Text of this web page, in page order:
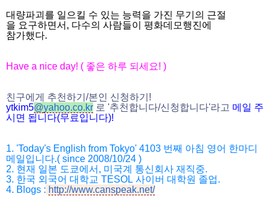
대량파괴를 일으킬 수 있는 능력을 가진 무기의 근절
을 요구하면서, 다수의 사람들이 평화데모행진에
참가했다.
Have a nice day! ( 좋은 하루 되세요! )
친구에게 추천하기 /본인 신청하기 !
ytkim5@yahoo.co.kr 로 '추천합니다/신청합니다'라고 메일 주
시면 됩니다(무료입니다)!
1. 'Today's English from Tokyo' 4103 번째 아침 영어 한마디
메일입니다.( since 2008/10/24 )
2. 현재 일본 도쿄에서 , 미국계 통신회사 재직중.
3. 한국 외국어 대학교 TESOL 사이버 대학원 졸업.
4. Blogs : http://www.canspeak.net/